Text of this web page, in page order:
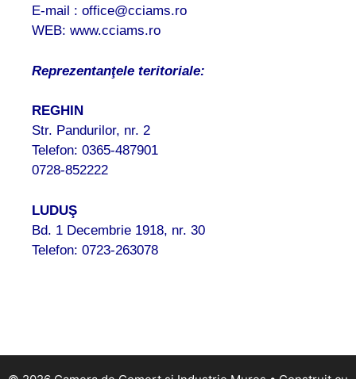
E-mail : office@cciams.ro
WEB: www.cciams.ro
Reprezentanţele teritoriale:
REGHIN
Str. Pandurilor, nr. 2
Telefon: 0365-487901
0728-852222
LUDUŞ
Bd. 1 Decembrie 1918, nr. 30
Telefon: 0723-263078